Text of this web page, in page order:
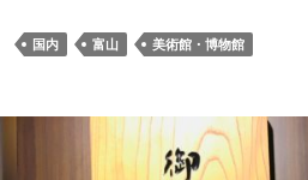
国内 富山 美術館・博物館